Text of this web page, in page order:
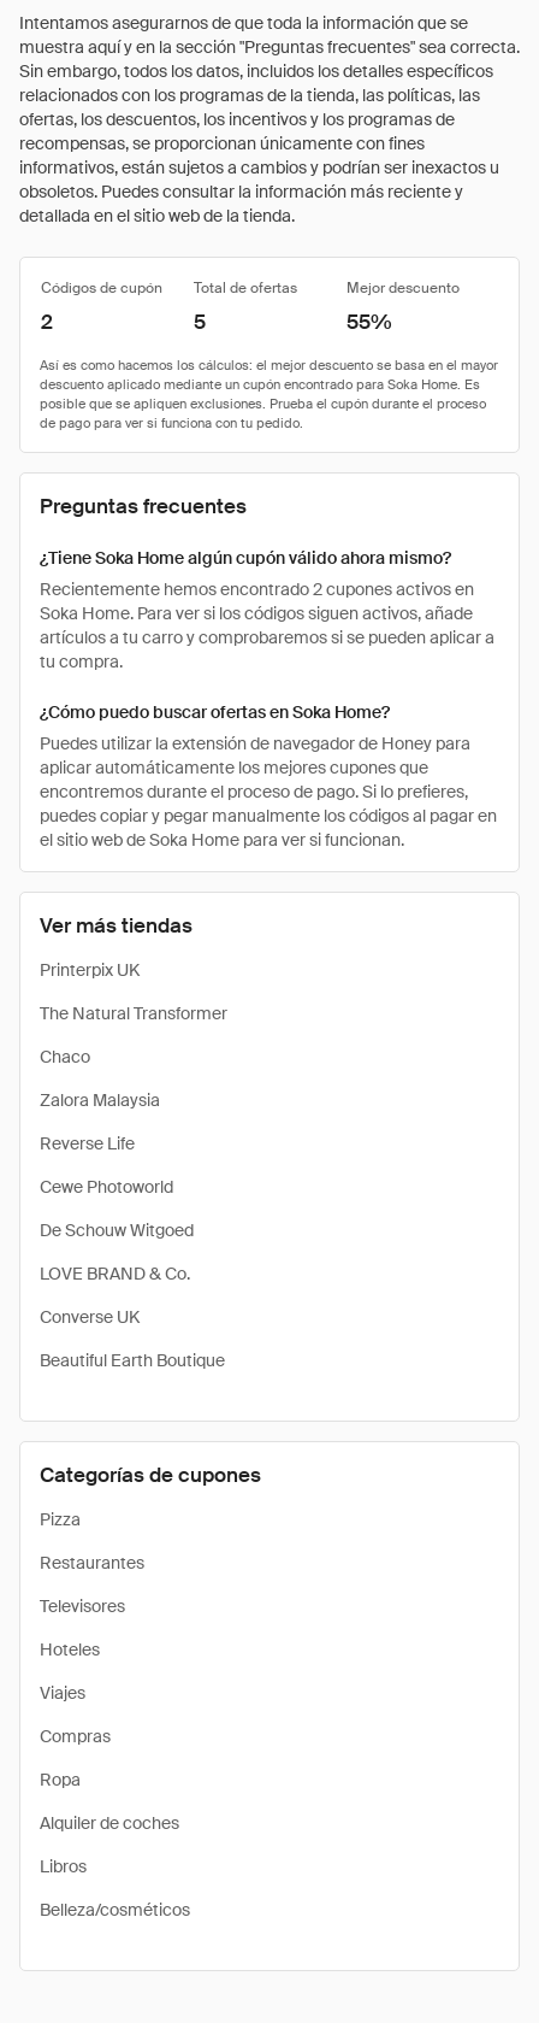
Intentamos asegurarnos de que toda la información que se
muestra aquí y en la sección "Preguntas frecuentes" sea correcta.
Sin embargo, todos los datos, incluidos los detalles específicos
relacionados con los programas de la tienda, las políticas, las
ofertas, los descuentos, los incentivos y los programas de
recompensas, se proporcionan únicamente con fines
informativos, están sujetos a cambios y podrían ser inexactos u
obsoletos. Puedes consultar la información más reciente y
detallada en el sitio web de la tienda.
Ver más tiendas
Printerpix UK
The Natural Transformer
Chaco
Zalora Malaysia
Reverse Life
Cewe Photoworld
De Schouw Witgoed
LOVE BRAND & Co.
Converse UK
Beautiful Earth Boutique
Categorías de cupones
Pizza
Restaurantes
Televisores
Hoteles
Viajes
Compras
Ropa
Alquiler de coches
Libros
Belleza/cosméticos
Códigos de cupón Total de ofertas Mejor descuento
2 5 55%
Preguntas frecuentes
¿Tiene Soka Home algún cupón válido ahora mismo?
Recientemente hemos encontrado 2 cupones activos en
Soka Home. Para ver si los códigos siguen activos, añade
artículos a tu carro y comprobaremos si se pueden aplicar a
tu compra.
¿Cómo puedo buscar ofertas en Soka Home?
Puedes utilizar la extensión de navegador de Honey para
aplicar automáticamente los mejores cupones que
encontremos durante el proceso de pago. Si lo prefieres,
puedes copiar y pegar manualmente los códigos al pagar en
el sitio web de Soka Home para ver si funcionan.